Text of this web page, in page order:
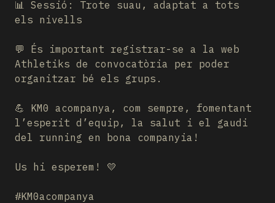
📊 Sessió: Trote suau, adaptat a tots
els nivells
💬 És important registrar-se a la web
Athletiks de convocatòria per poder
organitzar bé els grups.
💪 KM0 acompanya, com sempre, fomentant
l’esperit d’equip, la salut i el gaudi
del running en bona companyia!
Us hi esperem! 💛
#KM0acompanya